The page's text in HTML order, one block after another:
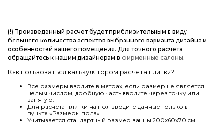
(!) Произведенный расчет будет приблизительным в виду
большого количества аспектов выбранного варианта дизайна и
особенностей вашего помещения. Для точного расчета
обращайтесь к нашим дизайнерам в фирменные салоны.
Как пользоваться калькулятором расчета плитки?
Все размеры вводите в метрах, если размер не является
целым числом, дробную часть вводите через точку или
запятую.
Для расчета плитки на пол вводите данные только в
пункте «Размеры пола».
Учитывается стандартный размер ванны 200х60х70 см